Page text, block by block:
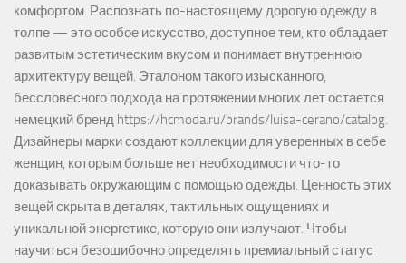
комфортом. Распознать по-настоящему дорогую одежду в
толпе — это особое искусство, доступное тем, кто обладает
развитым эстетическим вкусом и понимает внутреннюю
архитектуру вещей. Эталоном такого изысканного,
бессловесного подхода на протяжении многих лет остается
немецкий бренд https://hcmoda.ru/brands/luisa-cerano/catalog.
Дизайнеры марки создают коллекции для уверенных в себе
женщин, которым больше нет необходимости что-то
доказывать окружающим с помощью одежды. Ценность этих
вещей скрыта в деталях, тактильных ощущениях и
уникальной энергетике, которую они излучают. Чтобы
научиться безошибочно определять премиальный статус